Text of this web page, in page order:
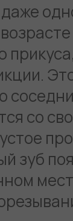
со
зуб